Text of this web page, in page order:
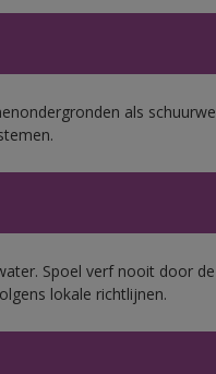
als
Spoel verf nooit door
lokale richtlijnen.